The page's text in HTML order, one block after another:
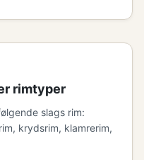
rimtyper
slags rim:
krydsrim, klamrerim,